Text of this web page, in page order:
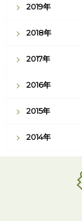
2019年
2018年
2017年
2016年
2015年
2014年